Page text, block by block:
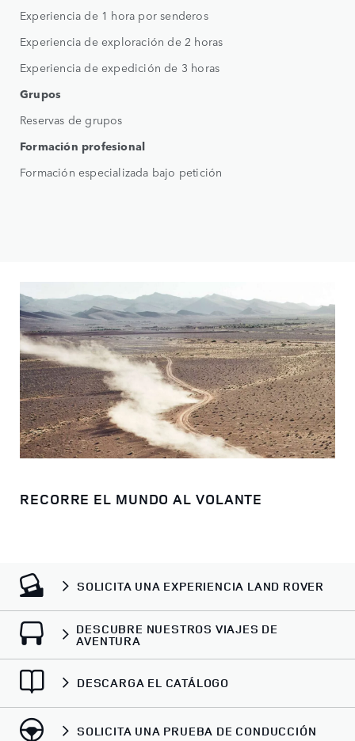
Experiencia de 1 hora por senderos
Experiencia de exploración de 2 horas
Experiencia de expedición de 3 horas
Grupos
Reservas de grupos
Formación profesional
Formación especializada bajo petición
RECORRE EL MUNDO AL VOLANTE
SOLICITA UNA EXPERIENCIA LAND ROVER
DESCUBRE NUESTROS VIAJES DE
AVENTURA
DESCARGA EL CATÁLOGO
SOLICITA UNA PRUEBA DE CONDUCCIÓN